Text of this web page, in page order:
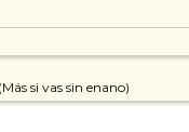
si vas sin enano)